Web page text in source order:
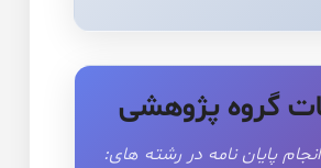
گروه پژوهشی
پایان نامه در رشته های: